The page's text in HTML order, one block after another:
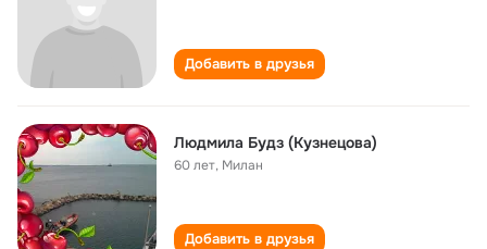
Добавить в друзья
Людмила Будз (Кузнецова)
60 лет, Милан
Добавить в друзья